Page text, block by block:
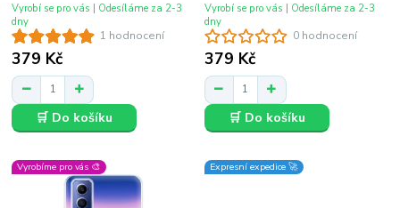
1 hodnocení
379 Kč
Vyrobí se pro vás | Odesíláme za 2-3
dny
🛒 Do košíku
0 hodnocení
379 Kč
Vyrobí se pro vás | Odesíláme za 2-3
dny
🛒 Do košíku
Vyrobíme pro vás 🎨 Expresní expedice 🚀